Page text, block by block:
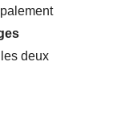
deux